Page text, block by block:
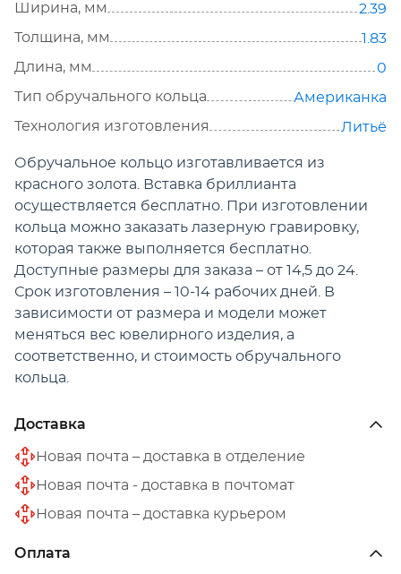
Ширина, мм
2.39
Толщина, мм
1.83
Длина, мм
0
Тип обручального кольца
Американка
Технология изготовления
Литьё
Обручальное кольцо изготавливается из
красного золота. Вставка бриллианта
осуществляется бесплатно. При изготовлении
кольца можно заказать лазерную гравировку,
которая также выполняется бесплатно.
Доступные размеры для заказа – от 14,5 до 24.
Срок изготовления – 10-14 рабочих дней. В
зависимости от размера и модели может
меняться вес ювелирного изделия, а
соответственно, и стоимость обручального
кольца.
Доставка
Новая почта – доставка в отделение
Новая почта - доставка в почтомат
Новая почта – доставка курьером
Оплата